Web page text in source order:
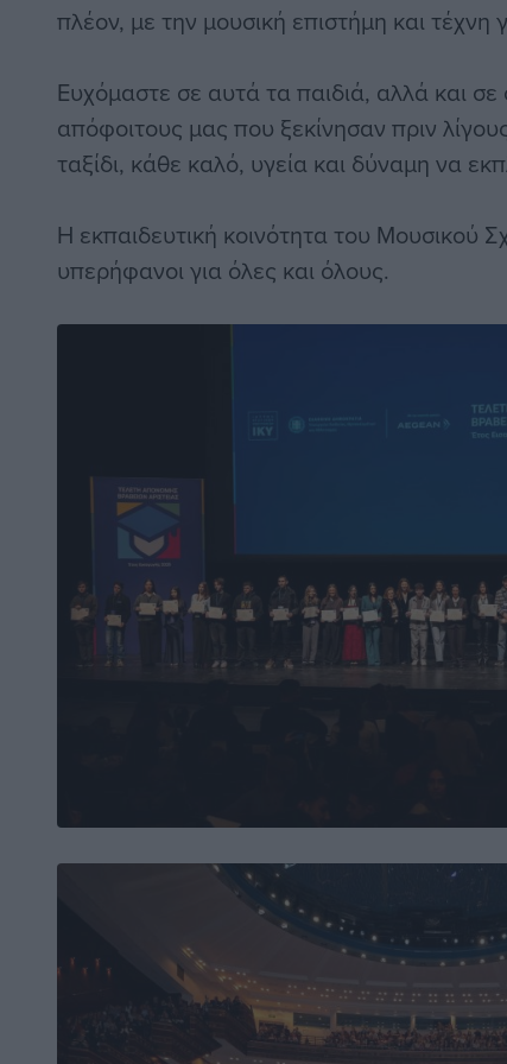
πλέον, με την μουσική επιστήμη και τέχνη
Ευχόμαστε σε αυτά τα παιδιά, αλλά και σε
απόφοιτους μας που ξεκίνησαν πριν
ταξίδι, κάθε καλό, υγεία και δύναμη να
Η εκπαιδευτική κοινότητα του Μουσικού
υπερήφανοι για όλες και όλους.